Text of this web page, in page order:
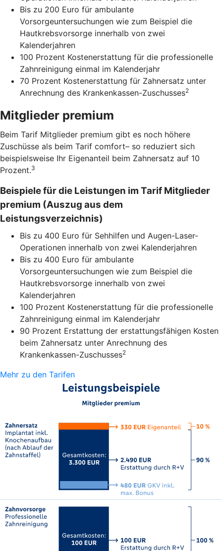
Bis zu 200 Euro für ambulante
Vorsorgeuntersuchungen wie zum Beispiel die
Hautkrebsvorsorge innerhalb von zwei
Kalenderjahren
100 Prozent Kostenerstattung für die professionelle
Zahnreinigung einmal im Kalenderjahr
70 Prozent Kostenerstattung für Zahnersatz unter
Anrechnung des Krankenkassen-Zuschusses2
Mitglieder premium
Beim Tarif Mitglieder premium gibt es noch höhere
Zuschüsse als beim Tarif comfort– so reduziert sich
beispielsweise Ihr Eigenanteil beim Zahnersatz auf 10
Prozent.3
Beispiele für die Leistungen im Tarif Mitglieder
premium (Auszug aus dem
Leistungsverzeichnis)
Bis zu 400 Euro für Sehhilfen und Augen-Laser-
Operationen innerhalb von zwei Kalenderjahren
Bis zu 400 Euro für ambulante
Vorsorgeuntersuchungen wie zum Beispiel die
Hautkrebsvorsorge innerhalb von zwei
Kalenderjahren
100 Prozent Kostenerstattung für die professionelle
Zahnreinigung einmal im Kalenderjahr
90 Prozent Erstattung der erstattungsfähigen Kosten
beim Zahnersatz unter Anrechnung des
Krankenkassen-Zuschusses2
Mehr zu den Tarifen